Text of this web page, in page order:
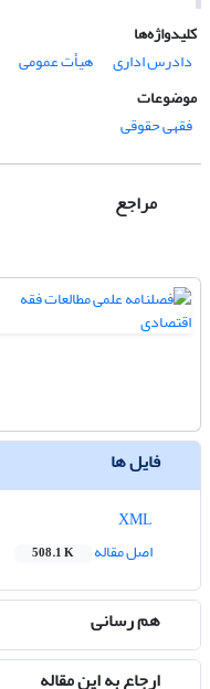
کلیدواژه‌ها
دادرس اداری
هیأت عمومی
موضوعات
فقهی حقوقی
مراجع
فایل ها
اصل مقاله
508.1 K
هم رسانی
ارجاع به این مقاله